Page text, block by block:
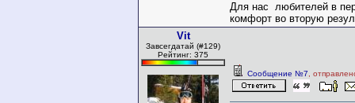
Для нас любителей в
комфорт во вторую
Vit
Завсегдатай (#129)
Рейтинг: 375
Сообщение №7 ,